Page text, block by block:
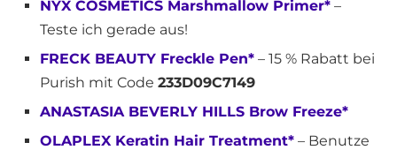
NYX COSMETICS Marshmallow Primer* –
Teste ich gerade aus!
FRECK BEAUTY Freckle Pen* – 15 % Rabatt bei
Purish mit Code 233D09C7149
ANASTASIA BEVERLY HILLS Brow Freeze*
OLAPLEX Keratin Hair Treatment* – Benutze